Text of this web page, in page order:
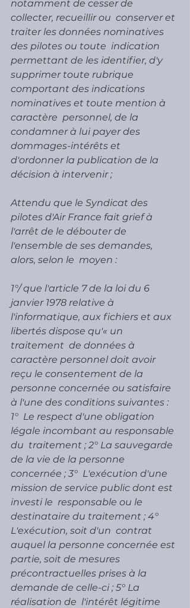
notamment de cesser de
collecter, recueillir ou  conserver et
traiter les données nominatives
des pilotes ou toute  indication
permettant de les identifier, d'y
supprimer toute rubrique
comportant des indications
nominatives et toute mention à
caractère  personnel, de la
condamner à lui payer des
dommages-intérêts et
d'ordonner la publication de la
décision à intervenir ;
Attendu que le Syndicat des
pilotes d'Air France fait grief à
l'arrêt de le débouter de
l'ensemble de ses demandes,
alors, selon le  moyen :
1°/ que l'article 7 de la loi du 6
janvier 1978 relative à
l'informatique, aux fichiers et aux
libertés dispose qu'« un
traitement  de données à
caractère personnel doit avoir
reçu le consentement de la
personne concernée ou satisfaire
à l'une des conditions suivantes :
1°  Le respect d'une obligation
légale incombant au responsable
du  traitement ; 2° La sauvegarde
de la vie de la personne
concernée ; 3°  L'exécution d'une
mission de service public dont est
investi le  responsable ou le
destinataire du traitement ; 4°
L'exécution, soit d'un  contrat
auquel la personne concernée est
partie, soit de mesures
précontractuelles prises à la
demande de celle-ci ; 5° La
réalisation de  l'intérêt légitime